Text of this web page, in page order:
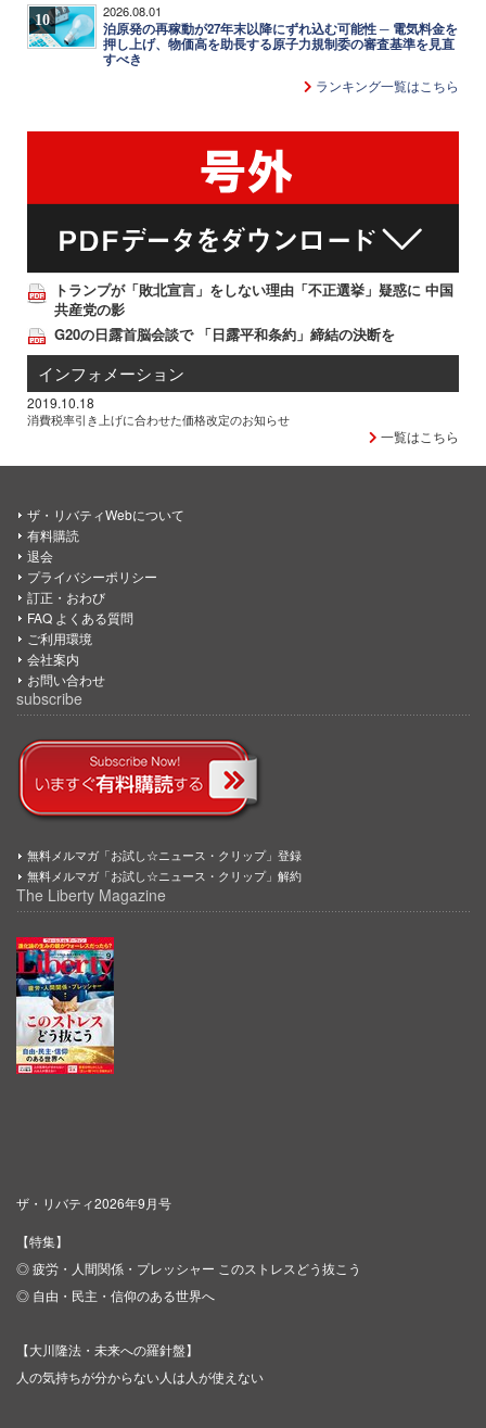
10 2026.08.01
泊原発の再稼動が27年末以降にずれ込む可能性 ─ 電気料金を
押し上げ、物価高を助長する原子力規制委の審査基準を見直
すべき
ランキング一覧はこちら
トランプが「敗北宣言」をしない理由「不正選挙」疑惑に 中国
共産党の影
G20の日露首脳会談で 「日露平和条約」締結の決断を
インフォメーション
2019.10.18
消費税率引き上げに合わせた価格改定のお知らせ
一覧はこちら
ザ・リバティWebについて
有料購読
退会
プライバシーポリシー
訂正・おわび
FAQ よくある質問
ご利用環境
会社案内
お問い合わせ
subscribe
無料メルマガ「お試し☆ニュース・クリップ」登録
無料メルマガ「お試し☆ニュース・クリップ」解約
The Liberty Magazine
ザ・リバティ2026年9月号
【特集】
◎ 疲労・人間関係・プレッシャー このストレスどう抜こう
◎ 自由・民主・信仰のある世界へ
【大川隆法・未来への羅針盤】
人の気持ちが分からない人は人が使えない